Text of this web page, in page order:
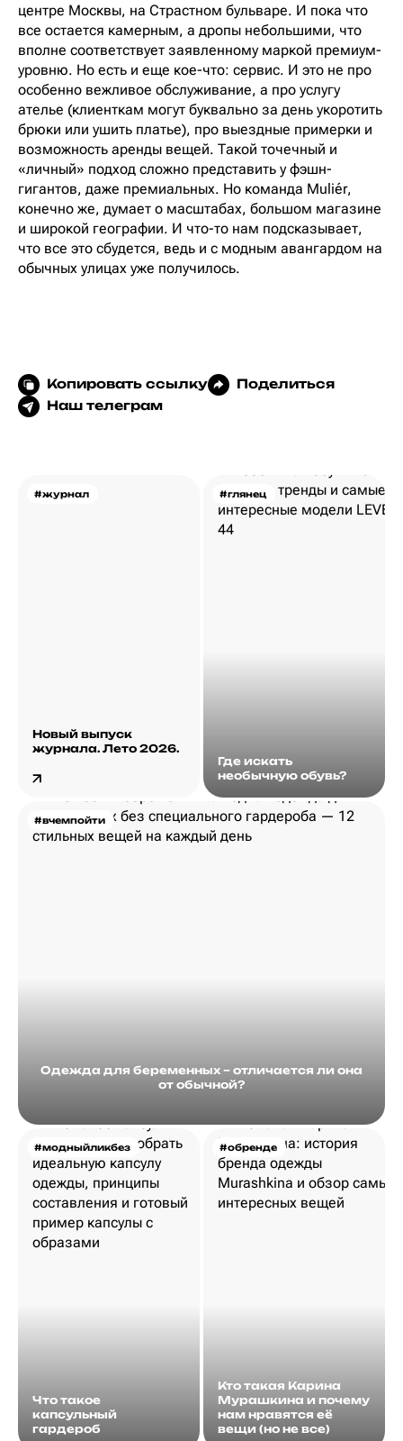
центре Москвы, на Страстном бульваре. И пока что
все остается камерным, а дропы небольшими, что
вполне соответствует заявленному маркой премиум-
уровню. Но есть и еще кое-что: сервис. И это не про
особенно вежливое обслуживание, а про услугу
ателье (клиенткам могут буквально за день укоротить
брюки или ушить платье), про выездные примерки и
возможность аренды вещей. Такой точечный и
«личный» подход сложно представить у фэшн-
гигантов, даже премиальных. Но команда Muliér,
конечно же, думает о масштабах, большом магазине
и широкой географии. И что-то нам подсказывает,
что все это сбудется, ведь и с модным авангардом на
обычных улицах уже получилось.
Копировать ссылку
Поделиться
Наш телеграм
#журнал
Новый выпуск
журнала. Лето 2026.
#глянец
Где искать
необычную обувь?
#вчемпойти
Одежда для беременных – отличается ли она
от обычной?
#модныйликбез
Что такое
капсульный
гардероб
#обренде
Кто такая Карина
Мурашкина и почему
нам нравятся её
вещи (но не все)